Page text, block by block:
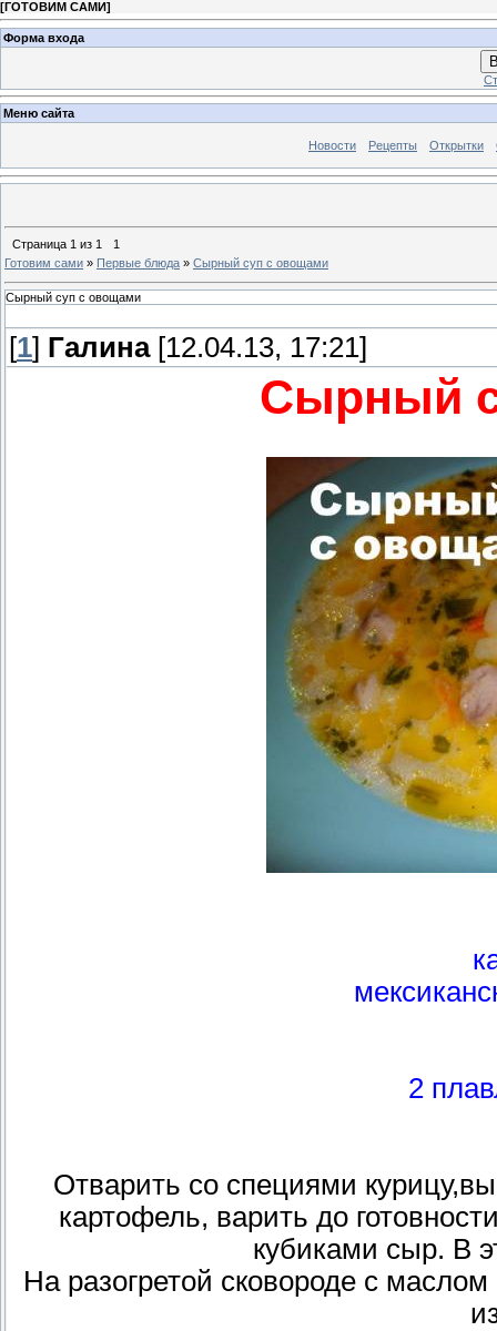
[ГОТОВИМ САМИ]
Форма входа
Меню сайта
Новости Рецепты Открытки
Страница 1 из 1
1
Готовим сами » Первые блюда » Сырный суп с овощами
Сырный суп с овощами
[1] Галина[12.04.13, 17:21]
Сырный
2
Отварить со специями
картофель, варить до
кубиками сыр. В
На разогретой сковороде с